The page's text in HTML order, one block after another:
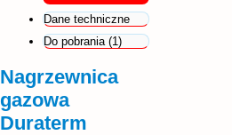
Dane techniczne
Do pobrania (1)
Nagrzewnica
gazowa
Duraterm